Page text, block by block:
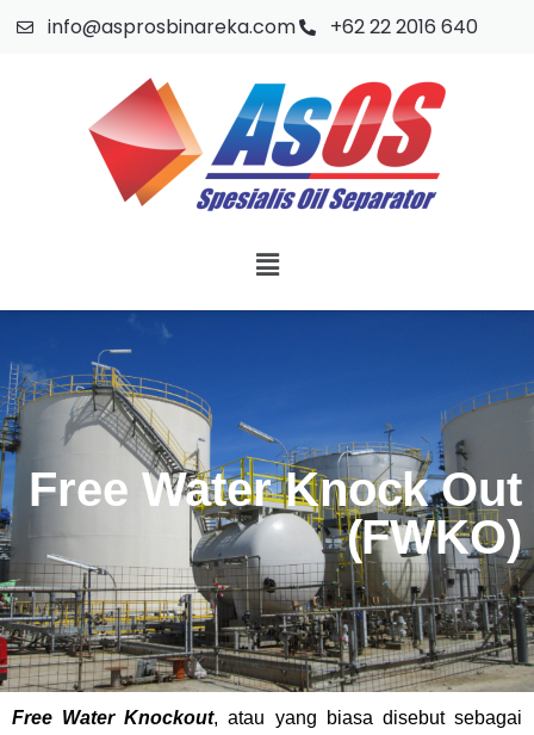
info@asprosbinareka.com +62 22 2016 640
Free Water Knock Out
(FWKO)
Free Water Knockout, atau yang biasa disebut sebagai